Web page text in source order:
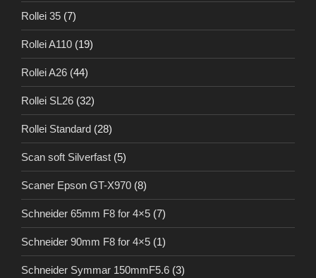
Rollei 35 (7)
Rollei A110 (19)
Rollei A26 (44)
Rollei SL26 (32)
Rollei Standard (28)
Scan soft Silverfast (5)
Scaner Epson GT-X970 (8)
Schneider 65mm F8 for 4×5 (7)
Schneider 90mm F8 for 4×5 (1)
Schneider Symmar 150mmF5.6 (3)